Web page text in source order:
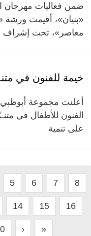
«بنيان»، أقيمت ورشة
معاصر»، تحت إشراف
خيمة للفنون في
أعلنت مجموعة أبوظبي
الفنون للأطفال في
على تنمية
5 6 7 8
14 15 16
› »